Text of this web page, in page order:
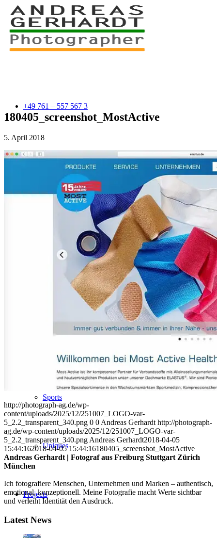
+49 761 – 557 567 3
myStory
People
Sports
Uniques
Projects
180405_screenshot_MostActive
5. April 2018
http://photograph-ag.de/wp-
content/uploads/2025/12/251007_LOGO-var-
5_2.2_transparent_340.png 0 0 Andreas Gerhardt http://photograph-
ag.de/wp-content/uploads/2025/12/251007_LOGO-var-
5_2.2_transparent_340.png Andreas Gerhardt2018-04-05
15:44:162018-04-05 15:44:16180405_screenshot_MostActive
Andreas Gerhardt | Fotograf aus Freiburg Stuttgart Zürich
München
Ich fotografiere Menschen, Unternehmen und Marken – authentisch,
emotional, konzeptionell. Meine Fotografie macht Werte sichtbar
und verleiht Identität den Ausdruck.
Latest News